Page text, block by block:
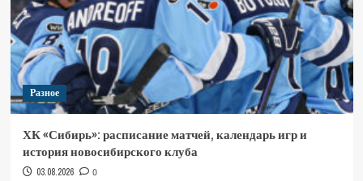
Разное
ХК «Сибирь»: расписание матчей, календарь игр и
история новосибирского клуба
03.08.2026 0